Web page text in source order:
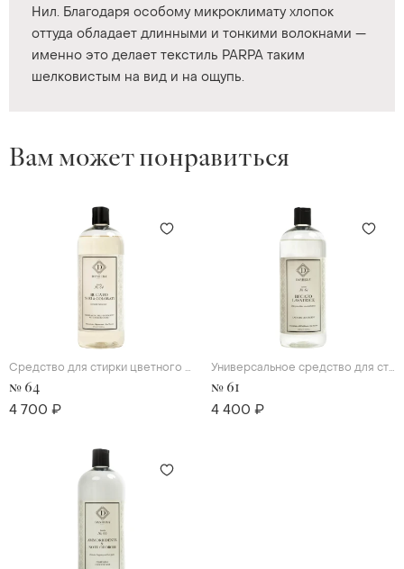
Нил. Благодаря особому микроклимату хлопок
оттуда обладает длинными и тонкими волокнами —
именно это делает текстиль PARPA таким
шелковистым на вид и на ощупь.
Вам может понравиться
Средство для стирки цветного и темного белья
№ 64
4 700 ₽
Универсальное средство для стирки
№ 61
4 400 ₽